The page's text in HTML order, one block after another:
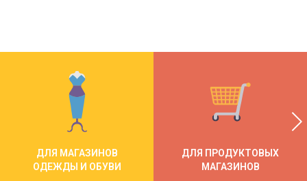
ДЛЯ МАГАЗИНОВ
ОДЕЖДЫ И ОБУВИ
ДЛЯ ПРОДУКТОВЫХ
МАГАЗИНОВ